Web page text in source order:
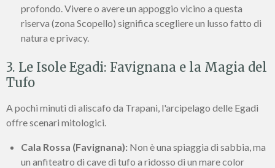
profondo. Vivere o avere un appoggio vicino a questa
riserva (zona Scopello) significa scegliere un lusso fatto di
natura e privacy.
3. Le Isole Egadi: Favignana e la Magia del
Tufo
A pochi minuti di aliscafo da Trapani, l'arcipelago delle Egadi
offre scenari mitologici.
Cala Rossa (Favignana): Non è una spiaggia di sabbia, ma
un anfiteatro di cave di tufo a ridosso di un mare color